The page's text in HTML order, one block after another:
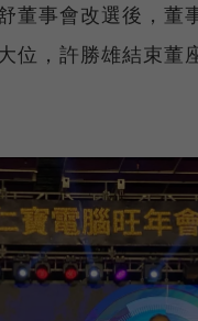
董事會改選後，董
位，許勝雄結束董